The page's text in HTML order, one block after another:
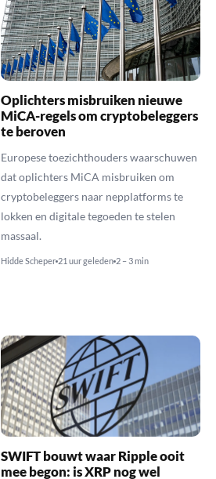
Oplichters misbruiken nieuwe
MiCA-regels om cryptobeleggers
te beroven
Europese toezichthouders waarschuwen
dat oplichters MiCA misbruiken om
cryptobeleggers naar nepplatforms te
lokken en digitale tegoeden te stelen
massaal.
Hidde Scheper 21 uur geleden 2 – 3 min
SWIFT bouwt waar Ripple ooit
mee begon: is XRP nog wel